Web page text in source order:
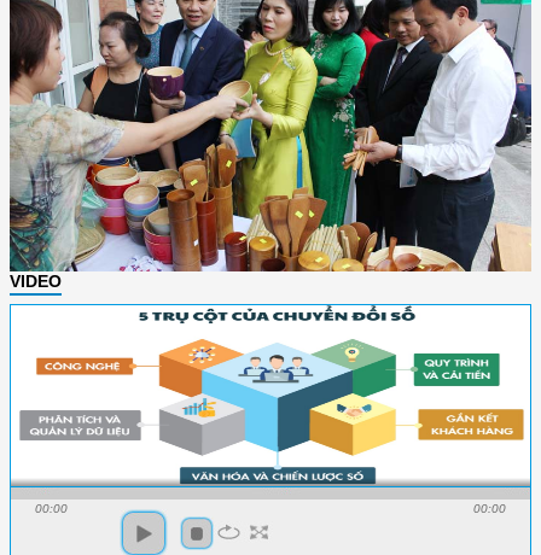
VIDEO
00:00 00:00